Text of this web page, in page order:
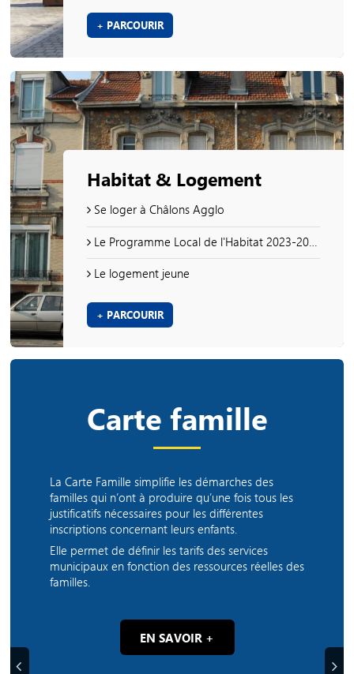
+ PARCOURIR
Habitat & Logement
Se loger à Châlons Agglo
Le Programme Local de l'Habitat 2023-2028
Le logement jeune
+ PARCOURIR
Précédent
Carte famille
La Carte Famille simplifie les démarches des
familles qui n’ont à produire qu’une fois tous les
justificatifs nécessaires pour les différentes
inscriptions concernant leurs enfants.
Elle permet de définir les tarifs des services
municipaux en fonction des ressources réelles des
familles.
EN SAVOIR +